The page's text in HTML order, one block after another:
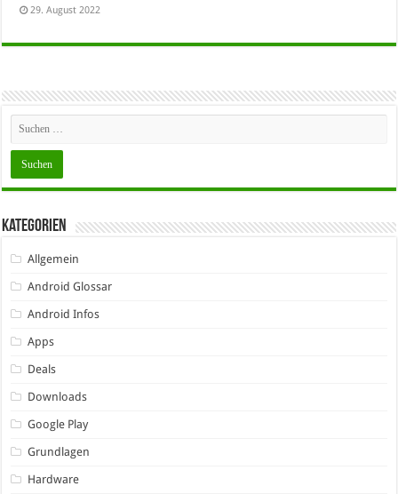
29. August 2022
Kategorien
Allgemein
Android Glossar
Android Infos
Apps
Deals
Downloads
Google Play
Grundlagen
Hardware